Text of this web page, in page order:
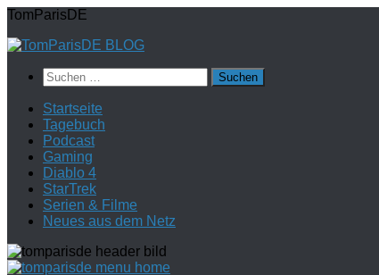
Zum
springen
TomParisDE
Suchen
nach:
Startseite
Tagebuch
Podcast
Gaming
Diablo 4
StarTrek
Serien & Filme
Neues aus dem Netz